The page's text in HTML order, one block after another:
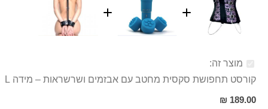
מוצר זה:
קורסט תחפושת סקסית מחטב עם אבזמים ושרשראות – מידה L
189.00 ₪